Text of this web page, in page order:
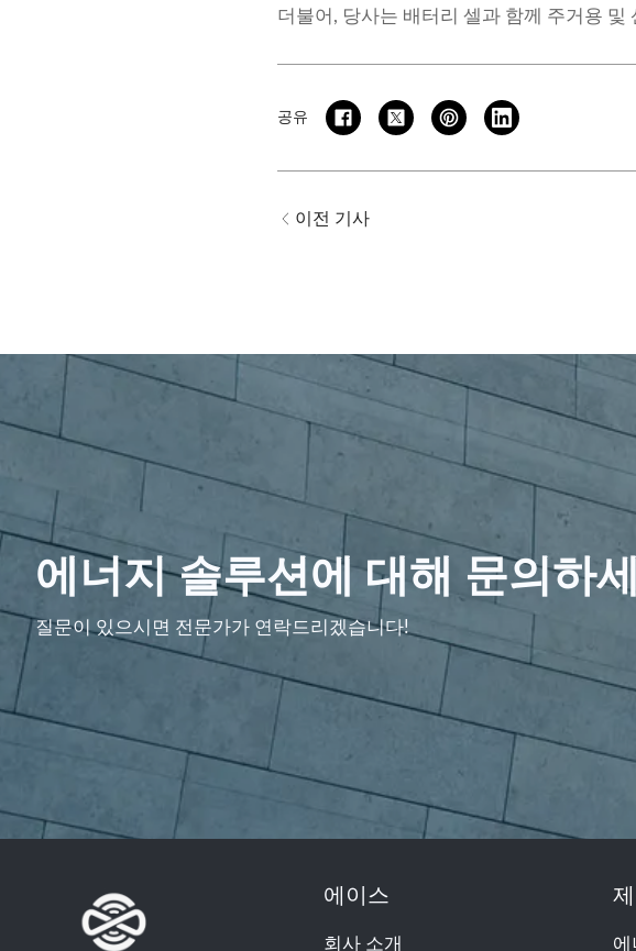
더불어, 당사는 배터리 셀과 함께 주거용
공유
이전 기사
에너지 솔루션에 대해 문의하
질문이 있으시면 전문가가 연락드리겠습니다!
에이스
회사 소개 에